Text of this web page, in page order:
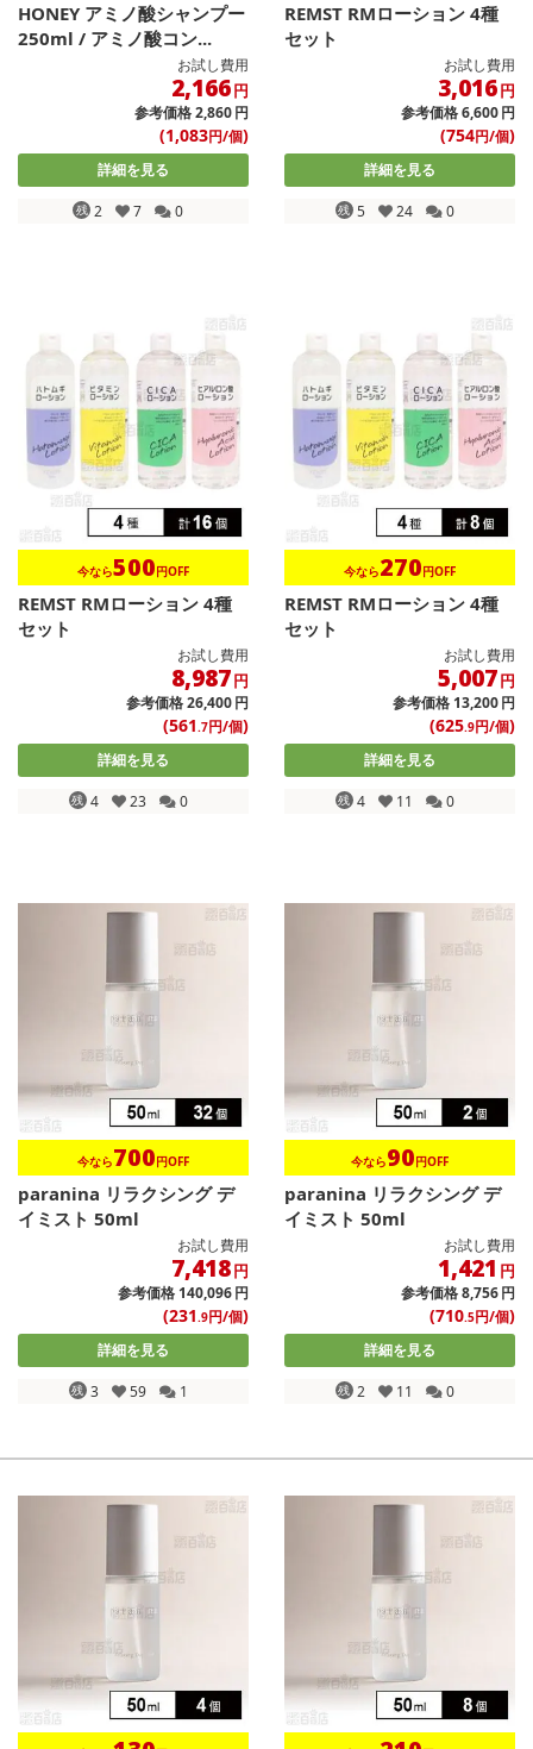
HONEY アミノ酸シャンプー
250ml / アミノ酸コン...
お試し費用
2,166円
参考価格2,860円
(1,083円/個)
詳細を見る
残 2 7 0
REMST RMローション 4種
セット
お試し費用
3,016円
参考価格6,600円
(754円/個)
詳細を見る
残 5 24 0
今なら500円OFF
REMST RMローション 4種
セット
お試し費用
8,987円
参考価格26,400円
(561.7円/個)
詳細を見る
残 4 23 0
今なら270円OFF
REMST RMローション 4種
セット
お試し費用
5,007円
参考価格13,200円
(625.9円/個)
詳細を見る
残 4 11 0
今なら700円OFF
paranina リラクシング デ
イミスト 50ml
お試し費用
7,418円
参考価格140,096円
(231.9円/個)
詳細を見る
残 3 59 1
今なら90円OFF
paranina リラクシング デ
イミスト 50ml
お試し費用
1,421 円
参考価格8,756円
(710.5円/個)
詳細を見る
残 2 11 0